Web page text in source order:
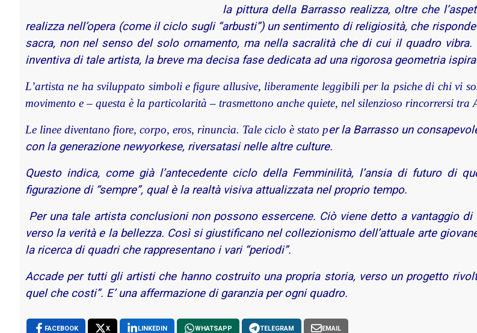
la pittura della Barrasso realizza, oltre che
realizza nell’opera (come il ciclo sugli “arbusti”) un sentimento di religiosità, che
sacra, non nel senso del solo ornamento, ma nella sacralità che di cui il quadro
inventiva di tale artista, la breve ma decisa fase dedicata ad una rigorosa geometria
L’artista ne ha sviluppato simboli e figure allusive, liberamente leggibili per la psiche di chi vi
movimento e – questa è la particolarità – trasmettono anche quiete, nel silenzioso rincorrersi tra
Le linee diventano fiore, corpo, eros, rinuncia. Tale ciclo è stato per la Barrasso un
con la generazione newyorkese, riversatasi nelle altre culture.
Questo indica, come già l’antecedente ciclo della Femminilità, l’ansia di futuro di
figurazione di “sempre”, qual è la realtà visiva attualizzata nel proprio tempo.
Per una tale artista conclusioni non possono essercene. Ciò viene detto a vantaggio
verso la verità e la bellezza. Così si giustificano nel collezionismo dell’attuale arte
la ricerca di quadri che rappresentano i vari “periodi”.
Accade per tutti gli artisti che hanno costruito una propria storia, verso un progetto
quel che costi”. E’ una affermazione di garanzia per ogni quadro.
FACEBOOK X LINKEDIN WHATSAPP TELEGRAM EMAIL